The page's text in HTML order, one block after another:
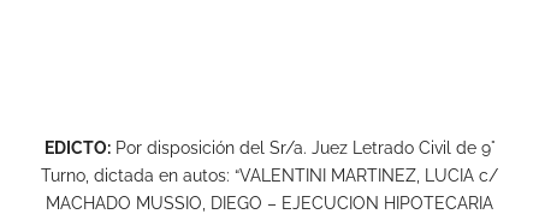
EDICTO:Por disposición del Sr/a. Juez Letrado Civil de 9°
Turno, dictada en autos: “VALENTINI MARTINEZ, LUCIA c/
MACHADO MUSSIO, DIEGO – EJECUCION HIPOTECARIA